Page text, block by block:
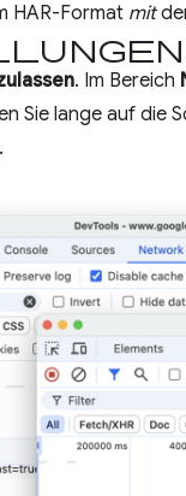
HAR-Format mit
. Im Bereich
Sie lange auf die